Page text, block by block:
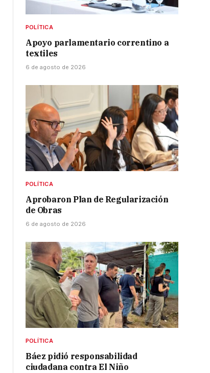
POLÍTICA
Apoyo parlamentario correntino a
textiles
6 de agosto de 2026
POLÍTICA
Aprobaron Plan de Regularización
de Obras
6 de agosto de 2026
POLÍTICA
Báez pidió responsabilidad
ciudadana contra El Niño